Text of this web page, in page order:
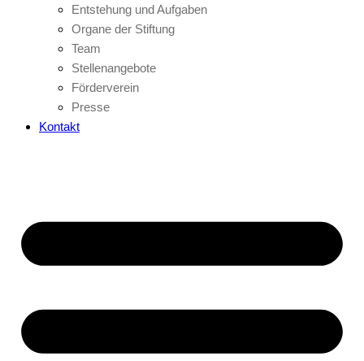
Entstehung und Aufgaben
Organe der Stiftung
Team
Stellenangebote
Förderverein
Presse
Kontakt